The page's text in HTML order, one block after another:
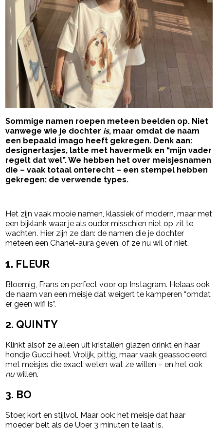
Sommige namen roepen meteen beelden op. Niet
vanwege wie je dochter is, maar omdat de naam
een bepaald imago heeft gekregen. Denk aan:
designertasjes, latte met havermelk en “mijn vader
regelt dat wel”. We hebben het over meisjesnamen
die – vaak totaal onterecht – een stempel hebben
gekregen: de verwende types.
Het zijn vaak mooie namen, klassiek of modern, maar met
een bijklank waar je als ouder misschien niet op zit te
wachten. Hier zijn ze dan: de namen die je dochter
meteen een Chanel-aura geven, of ze nu wil of niet.
1. FLEUR
Bloemig, Frans en perfect voor op Instagram. Helaas ook
de naam van een meisje dat weigert te kamperen “omdat
er geen wifi is”.
2. QUINTY
Klinkt alsof ze alleen uit kristallen glazen drinkt en haar
hondje Gucci heet. Vrolijk, pittig, maar vaak geassocieerd
met meisjes die exact weten wat ze willen – en het ook
nuwillen.
3. BO
Stoer, kort en stijlvol. Maar ook: het meisje dat haar
moeder belt als de Uber 3 minuten te laat is.